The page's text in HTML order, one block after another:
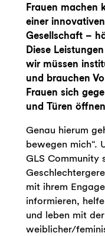
Frauen machen
einer
Gesellschaft –
Diese
wir müssen
und brauchen
Frauen sich
und Türen
Genau hierum
bewegen mich“.
GLS Community
mit ihrem
informieren,
und leben mit
weiblicher/